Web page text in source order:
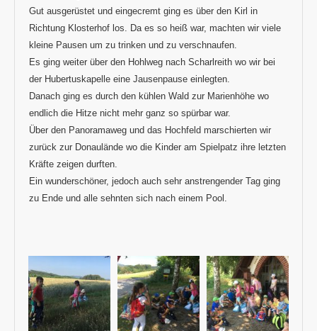
Gut ausgerüstet und eingecremt ging es über den Kirl in
Richtung Klosterhof los. Da es so heiß war, machten wir viele
kleine Pausen um zu trinken und zu verschnaufen.
Es ging weiter über den Hohlweg nach Scharlreith wo wir bei
der Hubertuskapelle eine Jausenpause einlegten.
Danach ging es durch den kühlen Wald zur Marienhöhe wo
endlich die Hitze nicht mehr ganz so spürbar war.
Über den Panoramaweg und das Hochfeld marschierten wir
zurück zur Donaulände wo die Kinder am Spielpatz ihre letzten
Kräfte zeigen durften.
Ein wunderschöner, jedoch auch sehr anstrengender Tag ging
zu Ende und alle sehnten sich nach einem Pool.